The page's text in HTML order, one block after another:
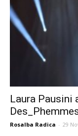
Laura Pausini
Rosalba Radica - 29